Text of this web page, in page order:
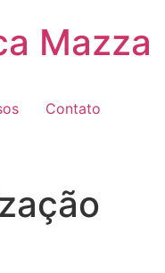
Mazza
Contato